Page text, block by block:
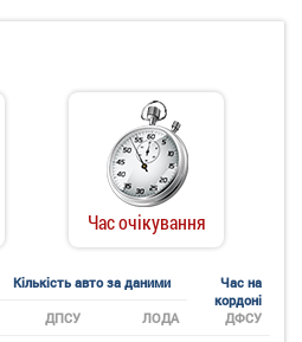
Час очікування
Кількість авто за даними
Час на
кордоні
ДФСУ
ДПСУ ЛОДА